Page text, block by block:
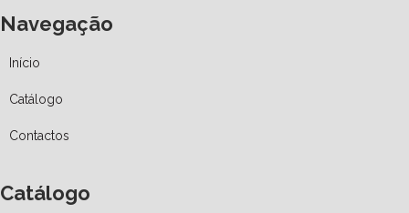
Navegação
Início
Catálogo
Contactos
Catálogo